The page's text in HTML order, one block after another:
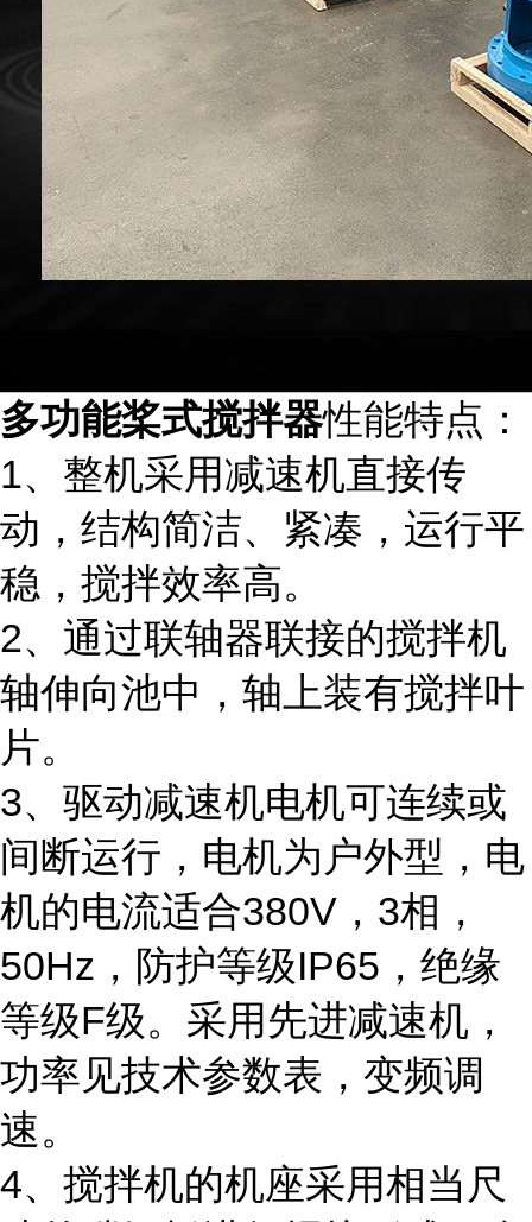
多功能桨式搅拌器性能特点：
1、整机采用减速机直接传
动，结构简洁、紧凑，运行平
稳，搅拌效率高。
2、通过联轴器联接的搅拌机
轴伸向池中，轴上装有搅拌叶
片。
3、驱动减速机电机可连续或
间断运行，电机为户外型，电
机的电流适合380V，3相，
50Hz，防护等级IP65，绝缘
等级F级。采用先进减速机，
功率见技术参数表，变频调
速。
4、搅拌机的机座采用相当尺